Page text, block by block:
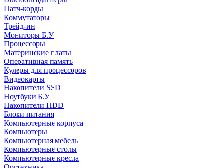
Патч-корды
Коммутаторы
Трейд-ин
Мониторы Б.У
Процессоры
Материнские платы
Оперативная память
Кулеры для процессоров
Видеокарты
Накопители SSD
Ноутбуки Б.У
Накопители HDD
Блоки питания
Компьютерные корпуса
Компьютеры
Компьютерная мебель
Компьютерные столы
Компьютерные кресла